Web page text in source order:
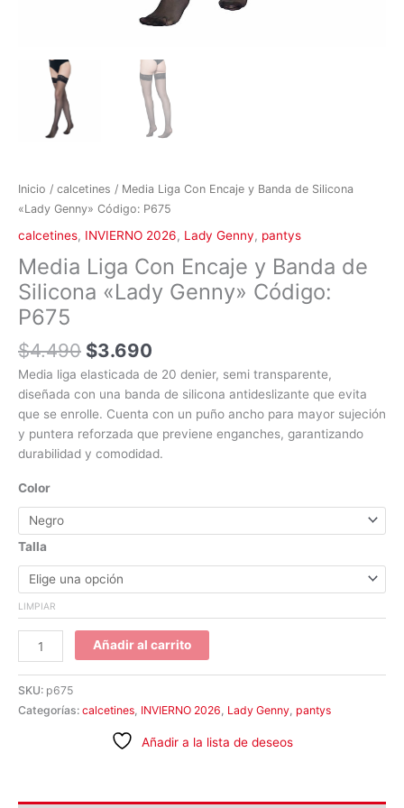
Inicio / calcetines / Media Liga Con Encaje y Banda de Silicona
«Lady Genny» Código: P675
calcetines, INVIERNO 2026, Lady Genny, pantys
Media Liga Con Encaje y Banda de
Silicona «Lady Genny» Código:
P675
$4.490 $3.690
Media liga elasticada de 20 denier, semi transparente,
diseñada con una banda de silicona antideslizante que evita
que se enrolle. Cuenta con un puño ancho para mayor sujeción
y puntera reforzada que previene enganches, garantizando
durabilidad y comodidad.
Color
Talla
LIMPIAR
Añadir al carrito
SKU: p675
Categorías: calcetines, INVIERNO 2026, Lady Genny, pantys
Añadir a la lista de deseos